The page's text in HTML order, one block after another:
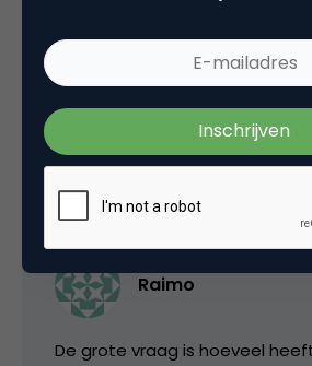
hebben ze het begrip
begrepen.
6 juli 2007 om 07:19
Raimo
De grote vraag is hoeveel